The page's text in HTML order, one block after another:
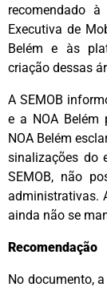
recomendado
Executiva de
Belém e às
criação dessas
A SEMOB
e a NOA Belém
NOA Belém
sinalizações do
SEMOB, não
administrativas.
ainda não se
Recomendação
No documento,